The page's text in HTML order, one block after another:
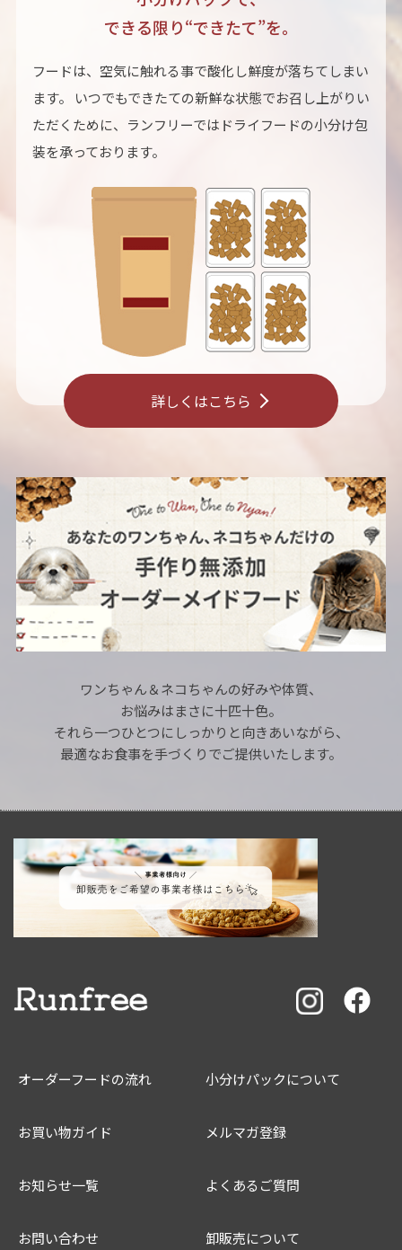
できる限り“できたて”を。
フードは、空気に触れる事で酸化し鮮度が落ちてしまい
ます。 いつでもできたての新鮮な状態でお召し上がりい
ただくために、ランフリーではドライフードの小分け包
装を承っております。
詳しくはこちら
ワンちゃん＆ネコちゃんの好みや体質、
お悩みはまさに十匹十色。
それら一つひとつにしっかりと向きあいながら、
最適なお食事を手づくりでご提供いたします。
オーダーフードの流れ 小分けパックについて
お買い物ガイド メルマガ登録
お知らせ一覧 よくあるご質問
お問い合わせ 卸販売について